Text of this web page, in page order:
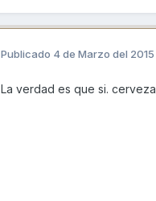
Publicado 4 de Marzo del 2015
La verdad es que si. cerveza_